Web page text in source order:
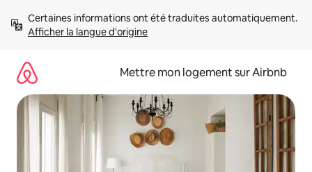
directement
Afficher la langue d'origine
Mettre mon logement sur Airbnb